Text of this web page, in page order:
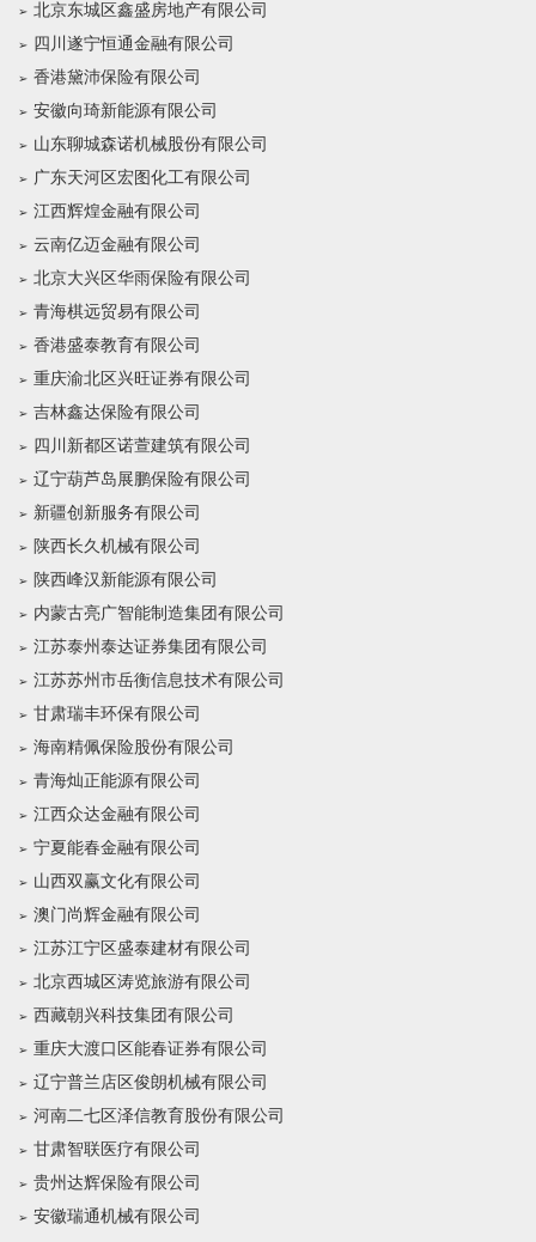
北京东城区鑫盛房地产有限公司
四川遂宁恒通金融有限公司
香港黛沛保险有限公司
安徽向琦新能源有限公司
山东聊城森诺机械股份有限公司
广东天河区宏图化工有限公司
江西辉煌金融有限公司
云南亿迈金融有限公司
北京大兴区华雨保险有限公司
青海棋远贸易有限公司
香港盛泰教育有限公司
重庆渝北区兴旺证券有限公司
吉林鑫达保险有限公司
四川新都区诺萱建筑有限公司
辽宁葫芦岛展鹏保险有限公司
新疆创新服务有限公司
陕西长久机械有限公司
陕西峰汉新能源有限公司
内蒙古亮广智能制造集团有限公司
江苏泰州泰达证券集团有限公司
江苏苏州市岳衡信息技术有限公司
甘肃瑞丰环保有限公司
海南精佩保险股份有限公司
青海灿正能源有限公司
江西众达金融有限公司
宁夏能春金融有限公司
山西双赢文化有限公司
澳门尚辉金融有限公司
江苏江宁区盛泰建材有限公司
北京西城区涛览旅游有限公司
西藏朝兴科技集团有限公司
重庆大渡口区能春证券有限公司
辽宁普兰店区俊朗机械有限公司
河南二七区泽信教育股份有限公司
甘肃智联医疗有限公司
贵州达辉保险有限公司
安徽瑞通机械有限公司